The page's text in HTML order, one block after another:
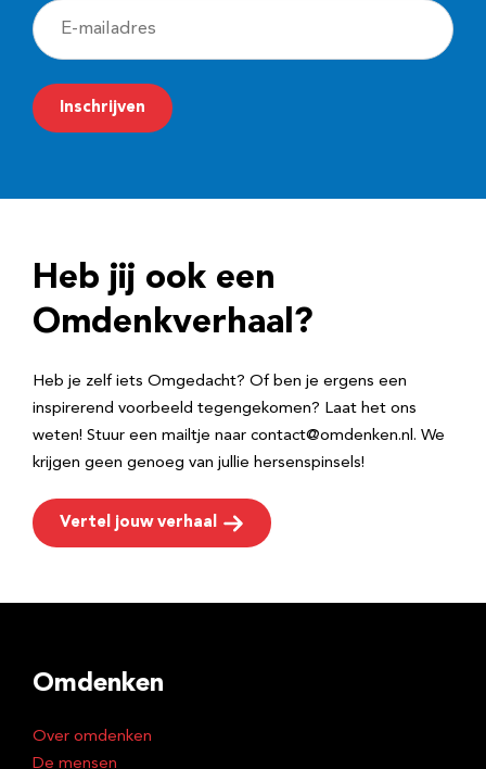
E
-
m
a
r
e
Inschrijven
Heb jij ook een
Omdenkverhaal?
Heb je zelf iets Omgedacht? Of ben je ergens een
inspirerend voorbeeld tegengekomen? Laat het ons
weten! Stuur een mailtje naar contact@omdenken.nl. We
krijgen geen genoeg van jullie hersenspinsels!
Vertel jouw verhaal
Omdenken
Over omdenken
De mensen